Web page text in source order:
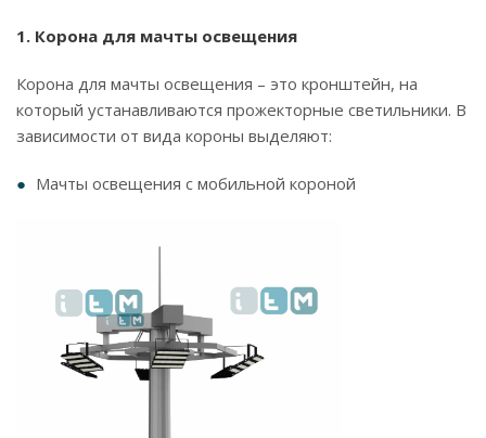
1. Корона для мачты освещения
Корона для мачты освещения – это кронштейн, на
который устанавливаются прожекторные светильники. В
зависимости от вида короны выделяют:
Мачты освещения с мобильной короной